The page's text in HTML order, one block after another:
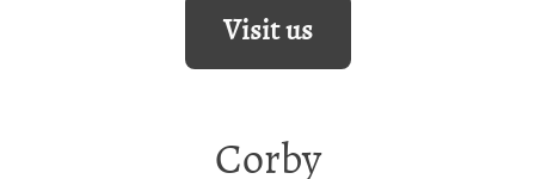
Visit us
Corby